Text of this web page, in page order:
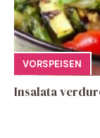
VORSPEISEN
Insalata